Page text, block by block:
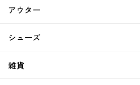
アウター
シューズ
雑貨